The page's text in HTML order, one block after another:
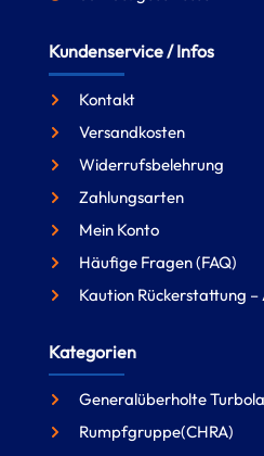
Kundenservice / Infos
Kontakt
Versandkosten
Widerrufsbelehrung
Zahlungsarten
Mein Konto
Häufige Fragen (FAQ)
Kaution Rückerstattung
Kategorien
Generalüberholte
Rumpfgruppe(CHRA)